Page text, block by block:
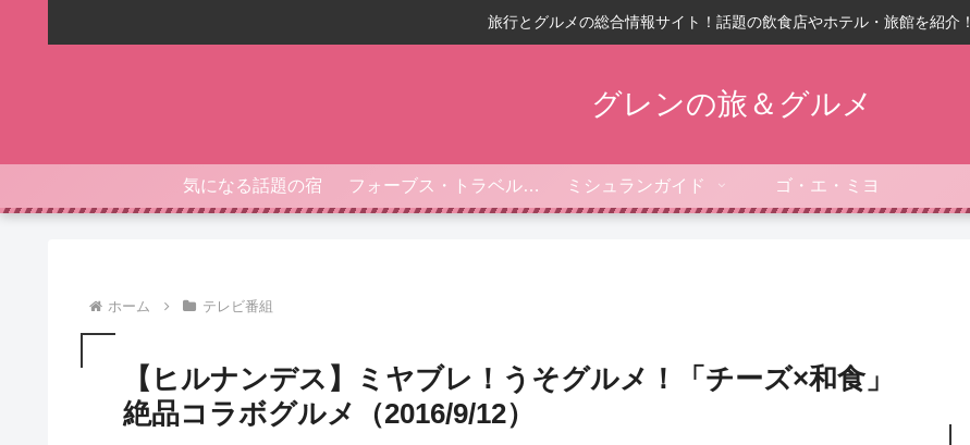
旅行とグルメの総合情報サイト！話題の飲食店やホテル・旅館を紹介！
グレンの旅＆グルメ
気になる話題の宿 フォーブス・トラベルガイド ミシュランガイド ゴ・エ・ミヨ
ホーム テレビ番組
【ヒルナンデス】ミヤブレ！うそグルメ！「チーズ×和食」
絶品コラボグルメ（2016/9/12）